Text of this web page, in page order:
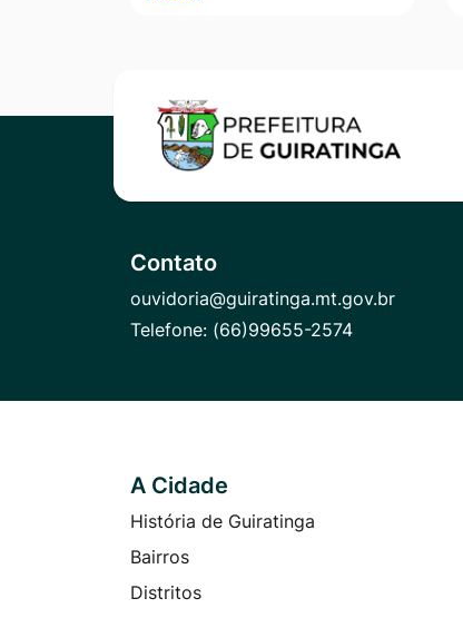
Contato
ouvidoria@guiratinga.mt.gov.br
Telefone: (66)99655-2574
Seção do Rodapé e Contato
A Cidade
História de Guiratinga
Bairros
Distritos